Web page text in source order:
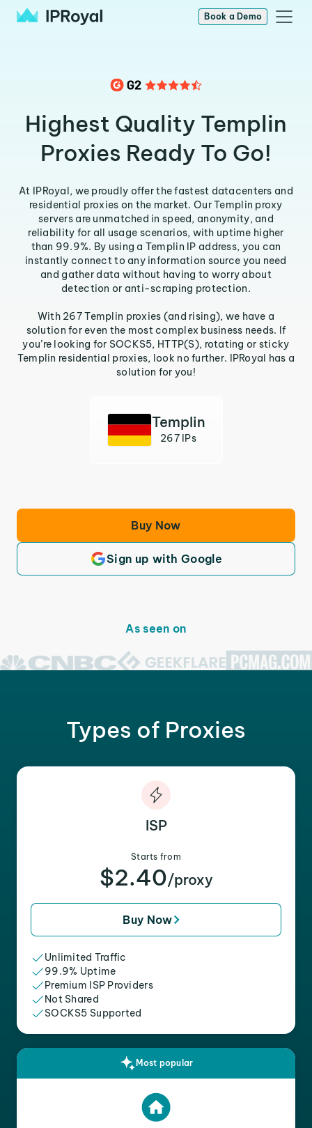
Book a Demo
Highest Quality Templin
Proxies Ready To Go!
At IPRoyal, we proudly offer the fastest datacenters and
residential proxies on the market. Our Templin proxy
servers are unmatched in speed, anonymity, and
reliability for all usage scenarios, with uptime higher
than 99.9%. By using a Templin IP address, you can
instantly connect to any information source you need
and gather data without having to worry about
detection or anti-scraping protection.
With 267 Templin proxies (and rising), we have a
solution for even the most complex business needs. If
you’re looking for SOCKS5, HTTP(S), rotating or sticky
Templin residential proxies, look no further. IPRoyal has a
solution for you!
Templin
267 IPs
Buy Now
Sign up with Google
As seen on
Types of Proxies
ISP
Starts from
$2.40/proxy
Buy Now
Unlimited Traffic
99.9% Uptime
Premium ISP Providers
Not Shared
SOCKS5 Supported
Most popular